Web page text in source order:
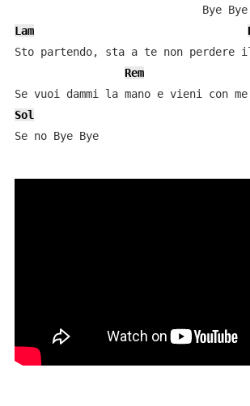
                             Bye Bye
Lam
Sto partendo, sta a te non perdere
Rem
Se vuoi dammi la mano e vieni con me
Sol
Se no Bye Bye